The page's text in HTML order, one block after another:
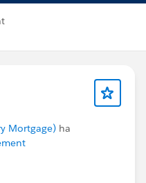
Mortgage) ha